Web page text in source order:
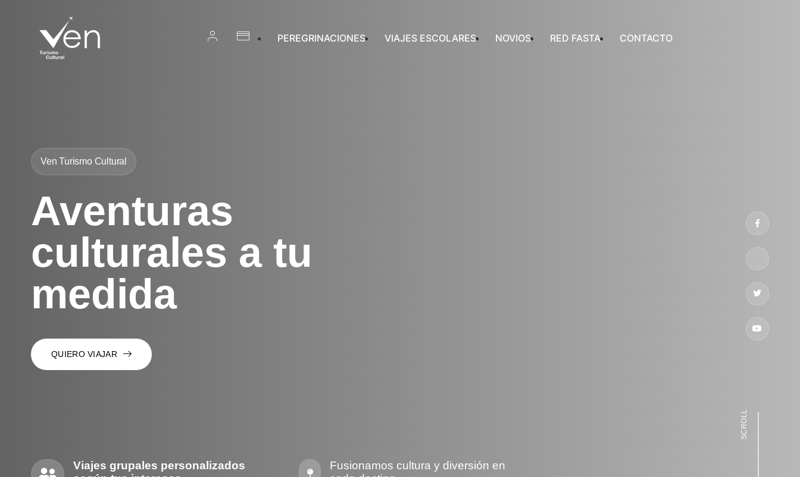
PEREGRINACIONES VIAJES ESCOLARES NOVIOS RED FASTA CONTACTO
Ven Turismo Cultural
Aventuras
culturales a tu
medida
QUIERO VIAJAR
SCROLL
Viajes grupales personalizados
Fusionamos cultura y diversión en